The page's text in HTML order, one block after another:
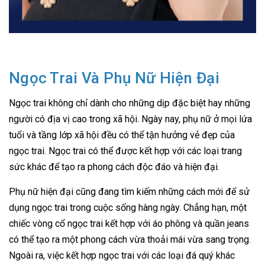
Ngọc Trai Và Phụ Nữ Hiện Đại
Ngọc trai không chỉ dành cho những dịp đặc biệt hay những
người có địa vị cao trong xã hội. Ngày nay, phụ nữ ở mọi lứa
tuổi và tầng lớp xã hội đều có thể tận hưởng vẻ đẹp của
ngọc trai. Ngọc trai có thể được kết hợp với các loại trang
sức khác để tạo ra phong cách độc đáo và hiện đại.
Phụ nữ hiện đại cũng đang tìm kiếm những cách mới để sử
dụng ngọc trai trong cuộc sống hàng ngày. Chẳng hạn, một
chiếc vòng cổ ngọc trai kết hợp với áo phông và quần jeans
có thể tạo ra một phong cách vừa thoải mái vừa sang trọng.
Ngoài ra, việc kết hợp ngọc trai với các loại đá quý khác